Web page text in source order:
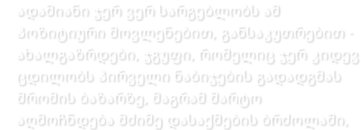
ადამიანი ჯერ ვერ სარგებლობს ამ
პოზიტიური მოვლენებით, განსაკუთრებით -
ახალგაზრდები, ჯგუფი, რომელიც ჯერ კიდევ
ცდილობს პირველი ნაბიჯების გადადგმას
შრომის ბაზარზე, მაგრამ მარტო
აღმოჩნდება მძიმე დასაქმების ბრძოლაში,